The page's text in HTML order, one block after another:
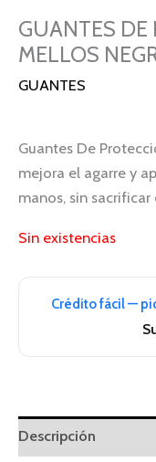
GUANTES DE
MELLOS
GUANTES
Guantes De
mejora el agarre y
manos, sin
Sin existencias
Crédito fácil —
Descripción